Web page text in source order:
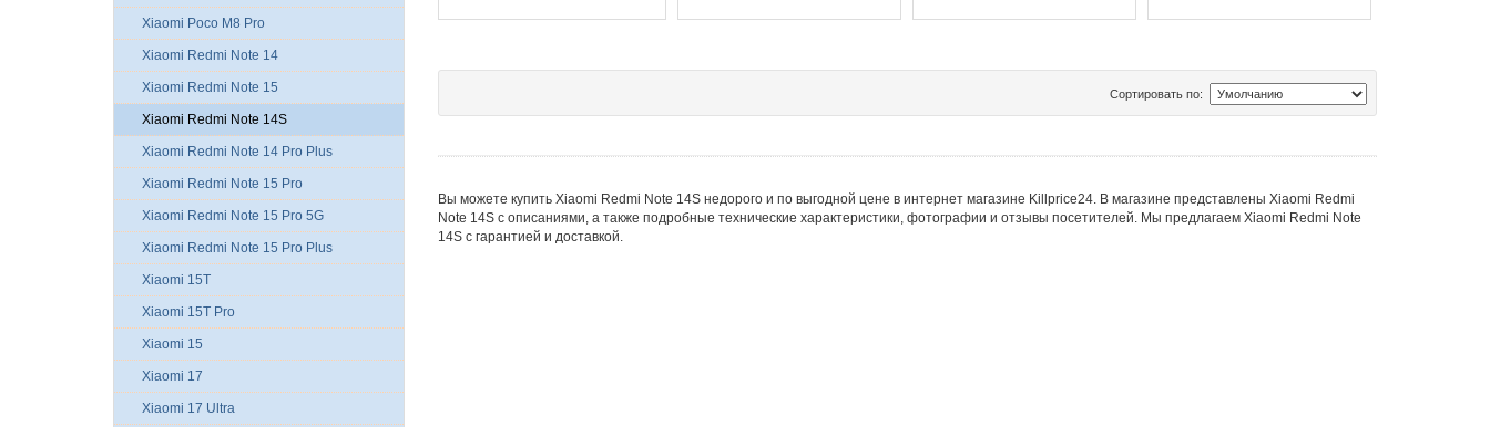
Сортировать по:
Вы можете купить Xiaomi Redmi Note 14S недорого и по выгодной цене в интернет магазине Killprice24. В магазине представлены Xiaomi Redmi
Note 14S с описаниями, а также подробные технические характеристики, фотографии и отзывы посетителей. Мы предлагаем Xiaomi Redmi Note
14S с гарантией и доставкой.
Xiaomi Poco M8 Pro
Xiaomi Redmi Note 14
Xiaomi Redmi Note 15
Xiaomi Redmi Note 14S
Xiaomi Redmi Note 14 Pro Plus
Xiaomi Redmi Note 15 Pro
Xiaomi Redmi Note 15 Pro 5G
Xiaomi Redmi Note 15 Pro Plus
Xiaomi 15T
Xiaomi 15T Pro
Xiaomi 15
Xiaomi 17
Xiaomi 17 Ultra